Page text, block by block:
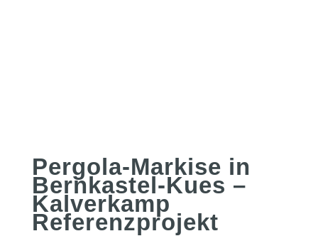
Pergola-Markise in
Bernkastel-Kues –
Kalverkamp
Referenzprojekt